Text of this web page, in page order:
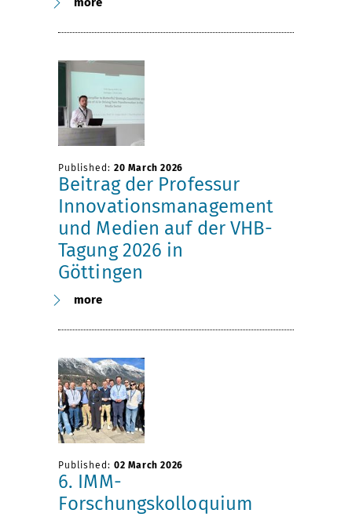
Published: 20 March 2026
Beitrag der Professur
Innovationsmanagement
und Medien auf der VHB-
Tagung 2026 in
Göttingen
more
Published: 02 March 2026
6. IMM-
Forschungskolloquium